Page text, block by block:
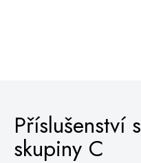
Příslušenství
skupiny C